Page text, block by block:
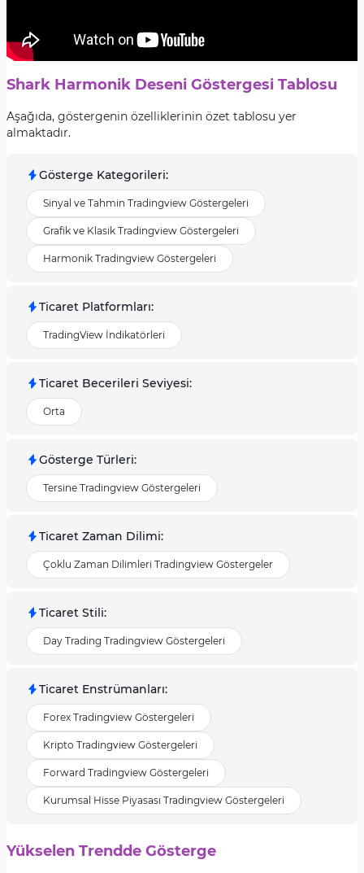
Shark Harmonik Deseni Göstergesi Tablosu
Aşağıda, göstergenin özelliklerinin özet tablosu yer
almaktadır.
Gösterge Kategorileri:
Sinyal ve Tahmin Tradingview Göstergeleri
Grafik ve Klasik Tradingview Göstergeleri
Harmonik Tradingview Göstergeleri
Ticaret Platformları:
TradingView İndikatörleri
Ticaret Becerileri Seviyesi:
Orta
Gösterge Türleri:
Tersine Tradingview Göstergeleri
Ticaret Zaman Dilimi:
Çoklu Zaman Dilimleri Tradingview Göstergeler
Ticaret Stili:
Day Trading Tradingview Göstergeleri
Ticaret Enstrümanları:
Forex Tradingview Göstergeleri
Kripto Tradingview Göstergeleri
Forward Tradingview Göstergeleri
Kurumsal Hisse Piyasası Tradingview Göstergeleri
Yükselen Trendde Gösterge